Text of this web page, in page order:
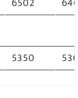
5350